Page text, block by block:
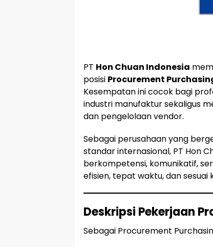
PT Hon Chuan Indonesia
posisi Procurement
Kesempatan ini cocok bagi
industri manufaktur sekaligus
dan pengelolaan vendor.
Sebagai perusahaan yang
standar internasional, PT Hon
berkompetensi, komunikatif,
efisien, tepat waktu, dan
Deskripsi Pekerjaan
Sebagai Procurement